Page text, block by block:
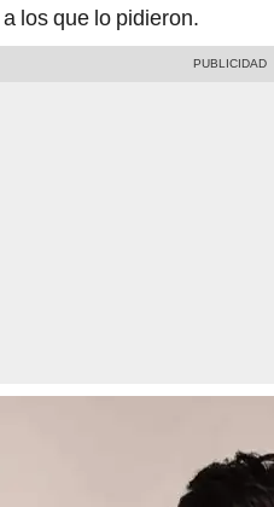
los que lo pidieron.